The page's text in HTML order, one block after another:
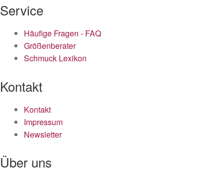
Service
Häufige Fragen - FAQ
Größenberater
Schmuck Lexikon
Kontakt
Kontakt
Impressum
Newsletter
Über uns